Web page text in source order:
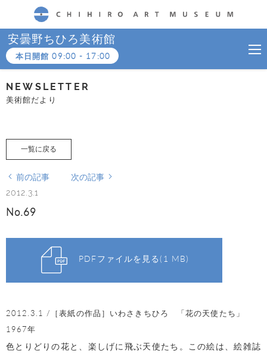
CHIHIRO ART MUSEUM
安曇野ちひろ美術館
本日開館09:00 - 17:00
NEWSLETTER
美術館だより
一覧に戻る
前の記事 次の記事
2012.3.1
No.69
PDFファイルを見る(1 MB)
2012.3.1 /［表紙の作品］いわさきちひろ 「花の天使たち」
1967年
色とりどりの花と、楽しげに飛ぶ天使たち。この絵は、絵雑誌